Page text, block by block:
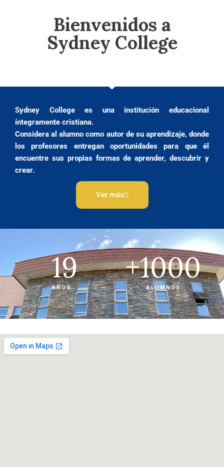
Bienvenidos a
Sydney College
Sydney College es una institución educacional
íntegramente cristiana.
Considera al alumno como autor de su aprendizaje, donde
los profesores entregan oportunidades para que él
encuentre sus propias formas de aprender, descubrir y
crear.
Ver más
AÑOS
19
ALUMNOS
+1000